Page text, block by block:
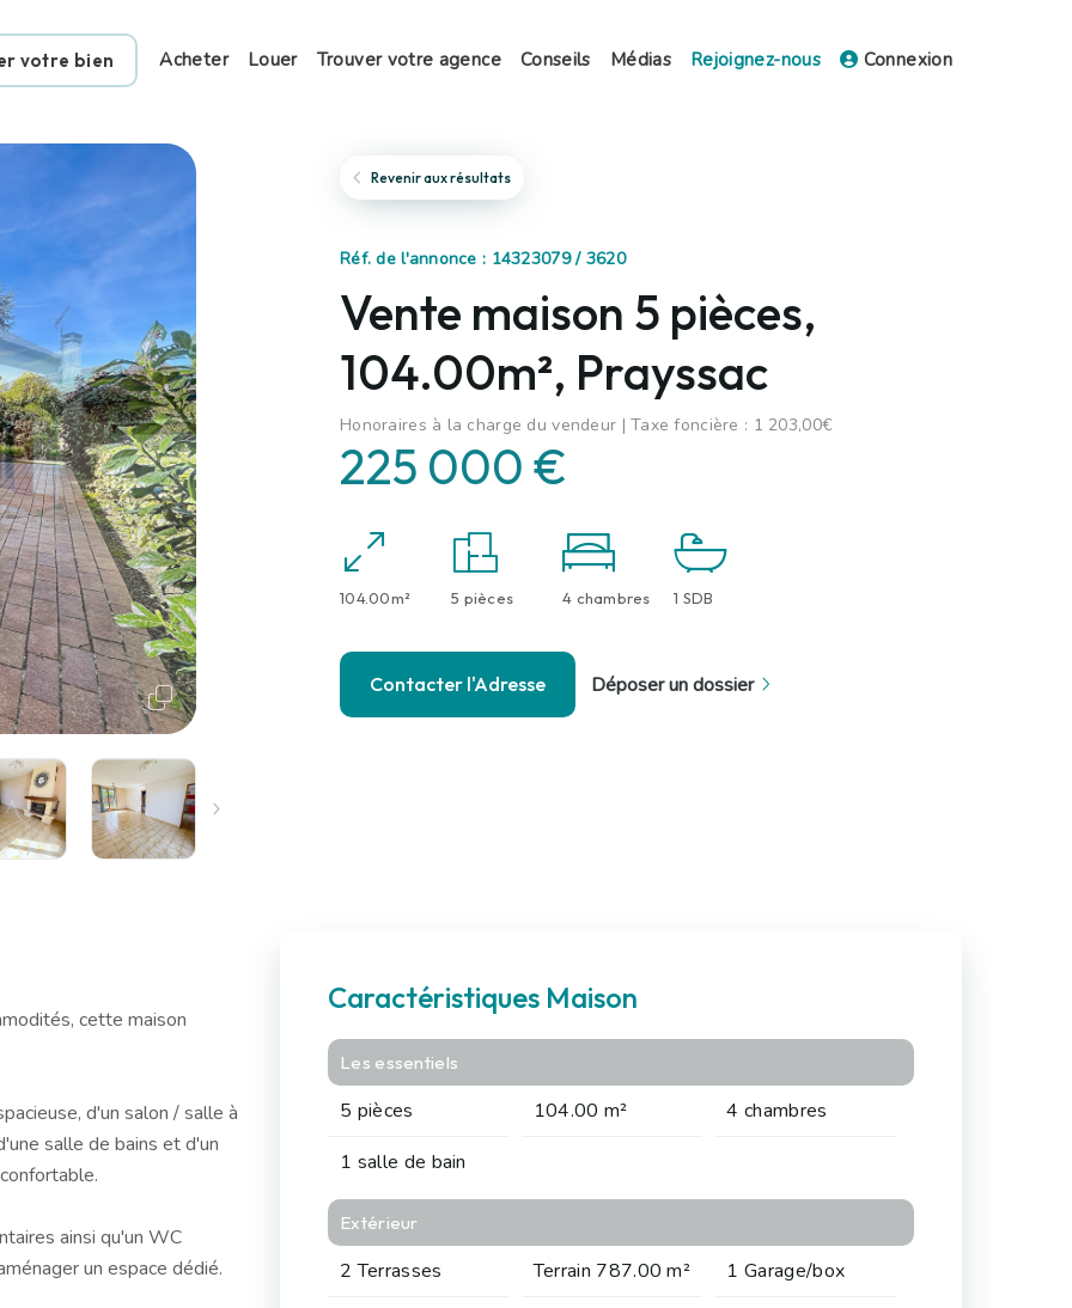
votre bien Acheter Louer Trouver votre agence Conseils Médias Rejoignez-nous Connexion
Revenir aux résultats
Réf. de l'annonce : 14323079 / 3620
Vente maison 5 pièces,
104.00m², Prayssac
Honoraires à la charge du vendeur | Taxe foncière : 1 203,00€
225 000 €
104.00m² 5 pièces 4 chambres 1 SDB
Contacter l'Adresse Déposer un dossier
cette maison
d'un salon / salle à
salle de bains et d'un
ainsi qu'un WC
un espace dédié.
Caractéristiques Maison
Les essentiels
5 pièces 104.00 m²
4 chambres
1 salle de bain
Extérieur
2 Terrasses Terrain 787.00 m²
1 Garage/box